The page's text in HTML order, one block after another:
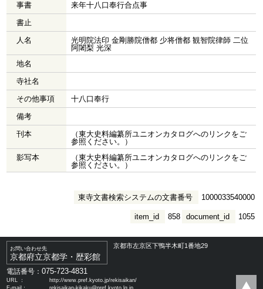
事書
来年十八口奉行合点事
書止
人名
光明院法印 金剛勝院僧都 少将僧都 観智院律師 二位
阿闍梨 光深
地名
寺社名
その他事項
十八口奉行
備考
刊本
（東大史料編纂所ユニオンカタログへのリンクをご
参照ください。）
影写本
（東大史料編纂所ユニオンカタログへのリンクをご
参照ください。）
東寺文書検索システムの文書番号 1000033540000
document_id 1055
item_id 858
お問い合わせ先
京都府立京都学・歴彩館
京都市左京区下鴨半木町1番地29
電話番号：075-723-4831
URL ：
http://www.pref.kyoto.jp/rekisaikan/
E-mail：
rekisaikan-kikaku@pref.kyoto.lg.jp